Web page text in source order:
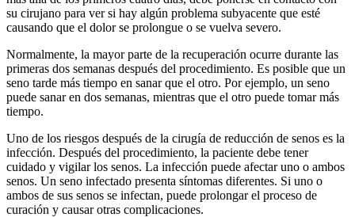
su cirujano para ver si hay algún problema subyacente que esté
causando que el dolor se prolongue o se vuelva severo.
Normalmente, la mayor parte de la recuperación ocurre durante las
primeras dos semanas después del procedimiento. Es posible que un
seno tarde más tiempo en sanar que el otro. Por ejemplo, un seno
puede sanar en dos semanas, mientras que el otro puede tomar más
tiempo.
Uno de los riesgos después de la cirugía de reducción de senos es la
infección. Después del procedimiento, la paciente debe tener
cuidado y vigilar los senos. La infección puede afectar uno o ambos
senos. Un seno infectado presenta síntomas diferentes. Si uno o
ambos de sus senos se infectan, puede prolongar el proceso de
curación y causar otras complicaciones.